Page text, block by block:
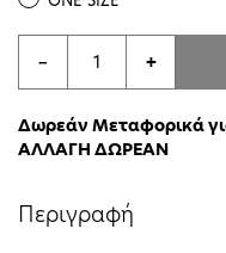
− +
Δωρεάν Μεταφορικά
ΑΛΛΑΓΗ ΔΩΡΕΑΝ
Περιγραφή